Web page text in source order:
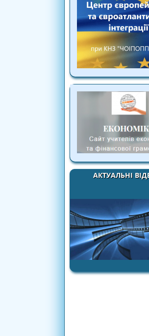
АКТУАЛЬНІ